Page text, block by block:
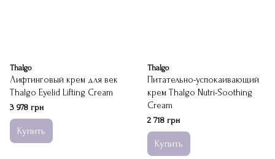
Thalgo
Лифтинговый крем для век
Thalgo Eyelid Lifting Cream
3 978 грн
Купить
Thalgo
Питательно-успокаивающий
крем Thalgo Nutri-Soothing
Cream
2 718 грн
Купить